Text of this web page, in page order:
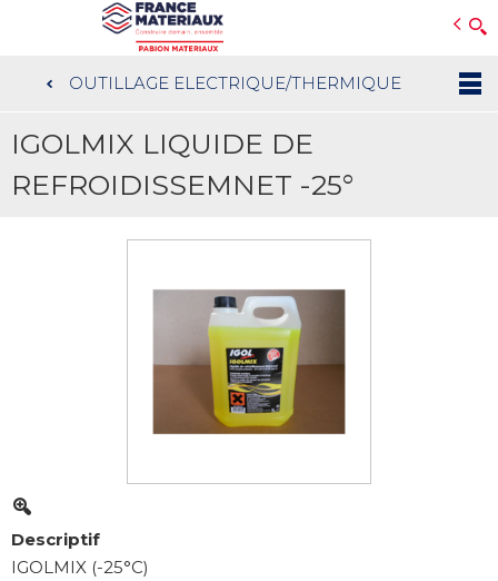
au
contenu
OUTILLAGE ELECTRIQUE/THERMIQUE
IGOLMIX LIQUIDE DE
REFROIDISSEMNET -25°
Descriptif
IGOLMIX (-25°C)